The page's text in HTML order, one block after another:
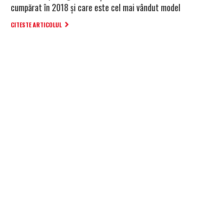
cumpărat în 2018 și care este cel mai vândut model
CITESTE ARTICOLUL